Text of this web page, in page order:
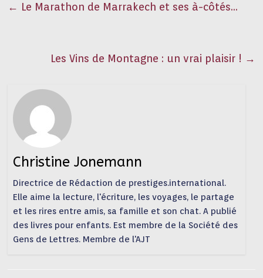
← Le Marathon de Marrakech et ses à-côtés…
Les Vins de Montagne : un vrai plaisir ! →
Christine Jonemann
Directrice de Rédaction de prestiges.international.
Elle aime la lecture, l'écriture, les voyages, le partage
et les rires entre amis, sa famille et son chat. A publié
des livres pour enfants. Est membre de la Société des
Gens de Lettres. Membre de l'AJT